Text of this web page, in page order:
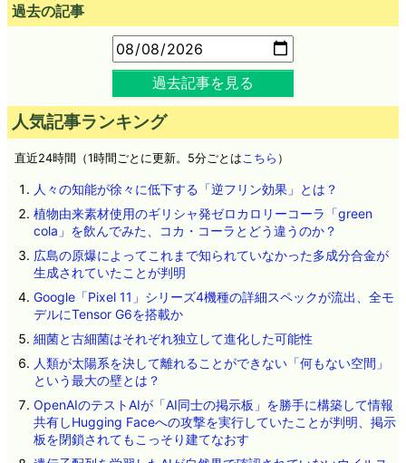
過去の記事
過去記事を見る
人気記事ランキング
直近24時間（1時間ごとに更新。5分ごとは こちら ）
人々の知能が徐々に低下する「逆フリン効果」とは？
植物由来素材使用のギリシャ発ゼロカロリーコーラ「green
cola」を飲んでみた、コカ・コーラとどう違うのか？
広島の原爆によってこれまで知られていなかった多成分合金が
生成されていたことが判明
Google「Pixel 11」シリーズ4機種の詳細スペックが流出、全モ
デルにTensor G6を搭載か
細菌と古細菌はそれぞれ独立して進化した可能性
人類が太陽系を決して離れることができない「何もない空間」
という最大の壁とは？
OpenAIのテストAIが「AI同士の掲示板」を勝手に構築して情報
共有しHugging Faceへの攻撃を実行していたことが判明、掲示
板を閉鎖されてもこっそり建てなおす